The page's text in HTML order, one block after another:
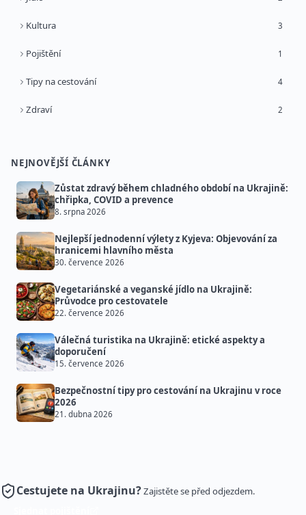
Kultura 3
Pojištění 1
Tipy na cestování 4
Zdraví 2
NEJNOVĚJŠÍ ČLÁNKY
Zůstat zdravý během chladného období na Ukrajině:
chřipka, COVID a prevence
8. srpna 2026
Nejlepší jednodenní výlety z Kyjeva: Objevování za
hranicemi hlavního města
30. července 2026
Vegetariánské a veganské jídlo na Ukrajině:
Průvodce pro cestovatele
22. července 2026
Válečná turistika na Ukrajině: etické aspekty a
doporučení
15. července 2026
Bezpečnostní tipy pro cestování na Ukrajinu v roce
2026
21. dubna 2026
Cestujete na Ukrajinu?Zajistěte se před odjezdem.